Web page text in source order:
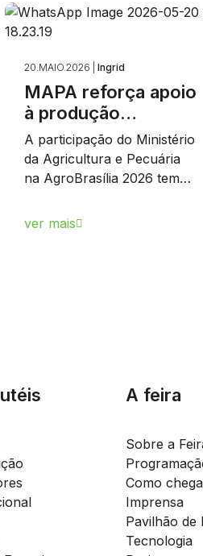
20.MAIO.2026 | Ingrid
MAPA reforça apoio
à produção…
A participação do Ministério
da Agricultura e Pecuária
na AgroBrasília 2026 tem…
ver mais
A feira
Sobre a
Como
Imprensa
Pavilhão de
Tecnologia